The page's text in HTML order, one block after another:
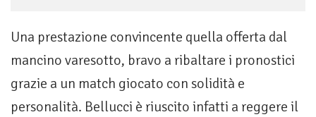
Una prestazione convincente quella offerta dal
mancino varesotto, bravo a ribaltare i pronostici
grazie a un match giocato con solidità e
personalità. Bellucci è riuscito infatti a reggere il